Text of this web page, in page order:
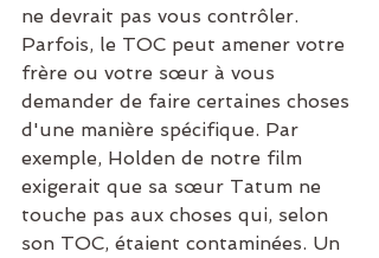
ne devrait pas vous contrôler.
Parfois, le TOC peut amener votre
frère ou votre sœur à vous
demander de faire certaines choses
d'une manière spécifique. Par
exemple, Holden de notre film
exigerait que sa sœur Tatum ne
touche pas aux choses qui, selon
son TOC, étaient contaminées. Un